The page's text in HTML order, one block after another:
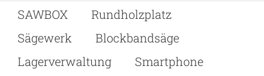
SAWBOX
Rundholzplatz
Sägewerk
Blockbandsäge
Lagerverwaltung
Smartphone